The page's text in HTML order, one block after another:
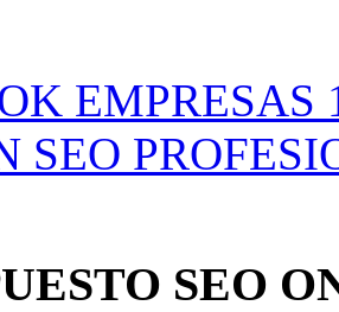
EMPRESAS
SEO
SEO